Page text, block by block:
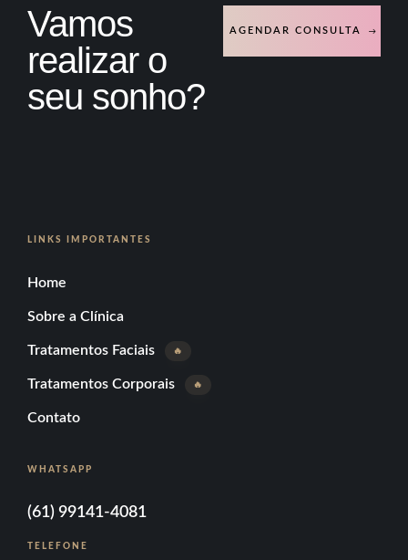
Vamos
realizar o
seu sonho?
AGENDAR CONSULTA
LINKS IMPORTANTES
Home
Sobre a Clínica
Tratamentos Faciais 🔥
Tratamentos Corporais 🔥
Contato
WHATSAPP
(61) 99141-4081
TELEFONE